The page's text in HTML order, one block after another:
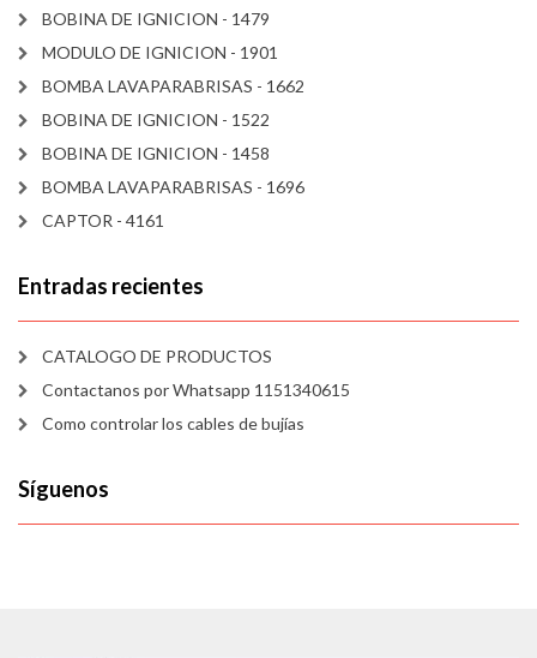
BOBINA DE IGNICION - 1479
MODULO DE IGNICION - 1901
BOMBA LAVAPARABRISAS - 1662
BOBINA DE IGNICION - 1522
BOBINA DE IGNICION - 1458
BOMBA LAVAPARABRISAS - 1696
CAPTOR - 4161
Entradas recientes
CATALOGO DE PRODUCTOS
Contactanos por Whatsapp 1151340615
Como controlar los cables de bujías
Síguenos